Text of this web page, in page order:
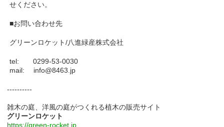
せください。
■お問い合わせ先
グリーンロケット/八進緑産株式会社
tel: 0299-53-0030
mail: info@8463.jp
----------
雑木の庭、洋風の庭がつくれる植木の販売サイト
グリーンロケット
https://green-rocket.jp